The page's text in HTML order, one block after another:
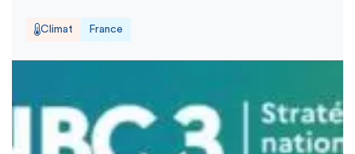
Climat France